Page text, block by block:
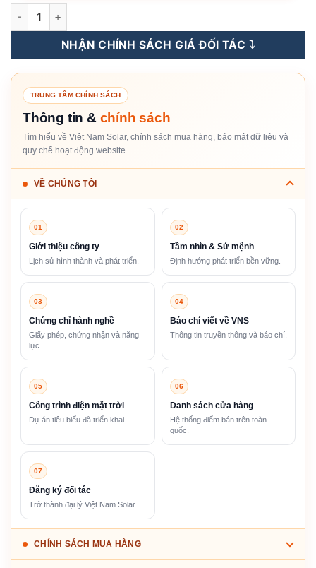
S6-EH1P18K03-NV-YD-L - Inverter Hybrid Solis 18KW 1 Pha
NHẬN CHÍNH SÁCH GIÁ ĐỐI TÁC ⤵️
TRUNG TÂM CHÍNH SÁCH
Thông tin & chính sách
Tìm hiểu về Việt Nam Solar, chính sách mua hàng, bảo mật dữ liệu và
quy chế hoạt động website.
VỀ CHÚNG TÔI
01
Giới thiệu công ty
Lịch sử hình thành và phát triển.
02
Tầm nhìn & Sứ mệnh
Định hướng phát triển bền vững.
03
Chứng chỉ hành nghề
Giấy phép, chứng nhận và năng
lực.
04
Báo chí viết về VNS
Thông tin truyền thông và báo chí.
05
Công trình điện mặt trời
Dự án tiêu biểu đã triển khai.
06
Danh sách cửa hàng
Hệ thống điểm bán trên toàn
quốc.
07
Đăng ký đối tác
Trở thành đại lý Việt Nam Solar.
CHÍNH SÁCH MUA HÀNG